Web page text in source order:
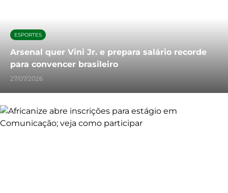
ESPORTES
Arsenal quer Vini Jr. e prepara salário recorde
para convencer brasileiro
27/07/2026